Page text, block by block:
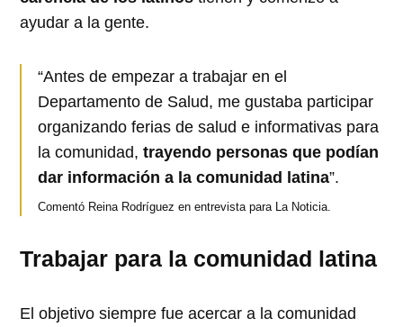
ayudar a la gente.
“Antes de empezar a trabajar en el
Departamento de Salud, me gustaba participar
organizando ferias de salud e informativas para
la comunidad, trayendo personas que podían
dar información a la comunidad latina”.
Comentó Reina Rodríguez en entrevista para La Noticia.
Trabajar para la comunidad latina
El objetivo siempre fue acercar a la comunidad